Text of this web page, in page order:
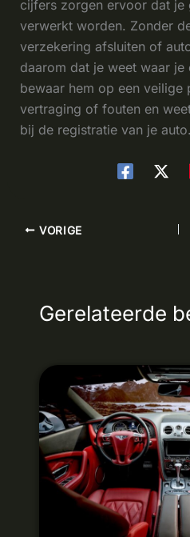
cijfers zorgen ervoor dat je
verwerkt worden. Zonder
verzekering afsluiten of
daarom dat je weet waar
bewaar hem op een
vertraging of fouten en
bij de registratie van je auto.
VORIGE
Gerelateerde